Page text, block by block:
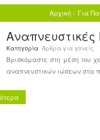
Αρχική / Για
Αναπνευστικές
Κατηγορία Άρθρα για γονείς
Βρισκόμαστε στη μέση του
αναπνευστικών ιώσεων στα